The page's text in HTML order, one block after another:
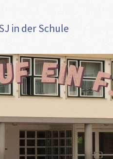
in der Schule